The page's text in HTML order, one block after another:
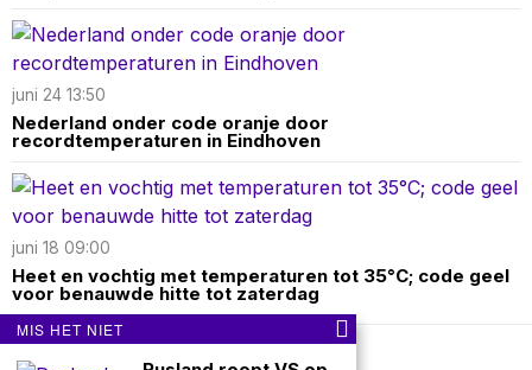
juni 24 13:50
Nederland onder code oranje door
recordtemperaturen in Eindhoven
juni 18 09:00
Heet en vochtig met temperaturen tot 35°C; code geel
voor benauwde hitte tot zaterdag
MIS HET NIET